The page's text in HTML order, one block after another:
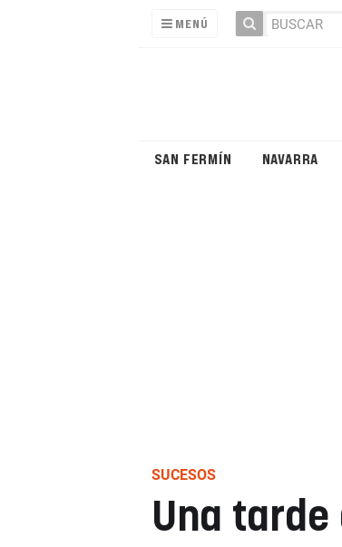
MENÚ
SAN FERMÍN NAVARRA
SUCESOS
Una